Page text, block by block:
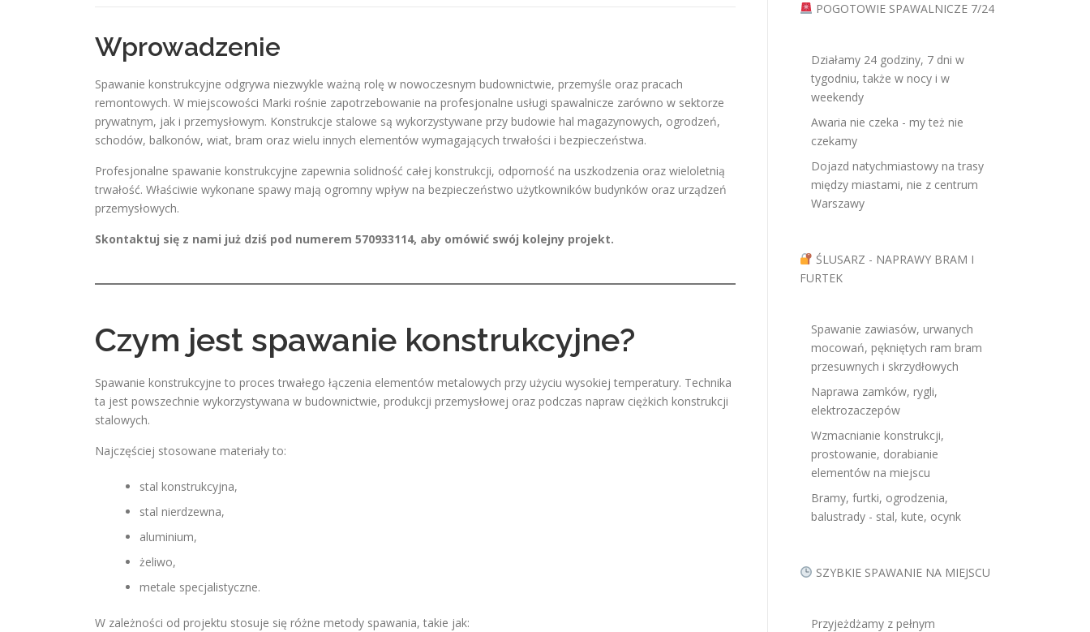
Wprowadzenie
Spawanie konstrukcyjne odgrywa niezwykle ważną rolę w nowoczesnym budownictwie, przemyśle oraz pracach
remontowych. W miejscowości Marki rośnie zapotrzebowanie na profesjonalne usługi spawalnicze zarówno w sektorze
prywatnym, jak i przemysłowym. Konstrukcje stalowe są wykorzystywane przy budowie hal magazynowych, ogrodzeń,
schodów, balkonów, wiat, bram oraz wielu innych elementów wymagających trwałości i bezpieczeństwa.
Profesjonalne spawanie konstrukcyjne zapewnia solidność całej konstrukcji, odporność na uszkodzenia oraz wieloletnią
trwałość. Właściwie wykonane spawy mają ogromny wpływ na bezpieczeństwo użytkowników budynków oraz urządzeń
przemysłowych.
Skontaktuj się z nami już dziś pod numerem 570933114, aby omówić swój kolejny projekt.
Czym jest spawanie konstrukcyjne?
Spawanie konstrukcyjne to proces trwałego łączenia elementów metalowych przy użyciu wysokiej temperatury. Technika
ta jest powszechnie wykorzystywana w budownictwie, produkcji przemysłowej oraz podczas napraw ciężkich konstrukcji
stalowych.
Najczęściej stosowane materiały to:
stal konstrukcyjna,
stal nierdzewna,
aluminium,
żeliwo,
metale specjalistyczne.
W zależności od projektu stosuje się różne metody spawania, takie jak:
POGOTOWIE SPAWALNICZE 7/24
Działamy 24 godziny, 7 dni w
tygodniu, także w nocy i w
weekendy
Awaria nie czeka - my też nie
czekamy
Dojazd natychmiastowy na trasy
między miastami, nie z centrum
Warszawy
ŚLUSARZ - NAPRAWY BRAM I
FURTEK
Spawanie zawiasów, urwanych
mocowań, pękniętych ram bram
przesuwnych i skrzydłowych
Naprawa zamków, rygli,
elektrozaczepów
Wzmacnianie konstrukcji,
prostowanie, dorabianie
elementów na miejscu
Bramy, furtki, ogrodzenia,
balustrady - stal, kute, ocynk
SZYBKIE SPAWANIE NA MIEJSCU
Przyjeżdżamy z pełnym